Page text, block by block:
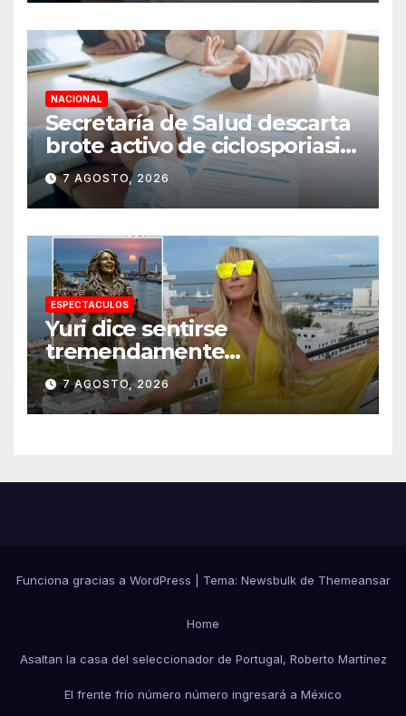
NACIONAL
Secretaría de Salud descarta
brote activo de ciclosporiasis
en México y pide tranquilidad
a la población
7 AGOSTO, 2026
ESPECTACULOS
Yuri dice sentirse
tremendamente
emocionada sobre su estatua
que le harán en Veracruz
7 AGOSTO, 2026
Funciona gracias a WordPress Tema: Newsbulkde Themeansar
Home
Asaltan la casa del seleccionador de Portugal, Roberto Martínez
El frente frío número número ingresará a México